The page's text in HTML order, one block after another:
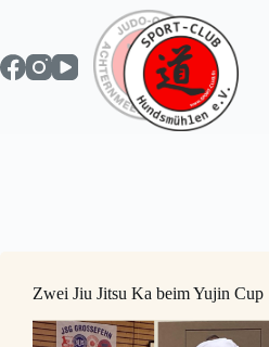
Zwei Jiu Jitsu Ka beim Yujin Cup